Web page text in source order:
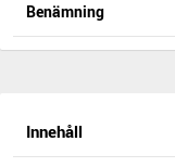
Benämning
Innehåll